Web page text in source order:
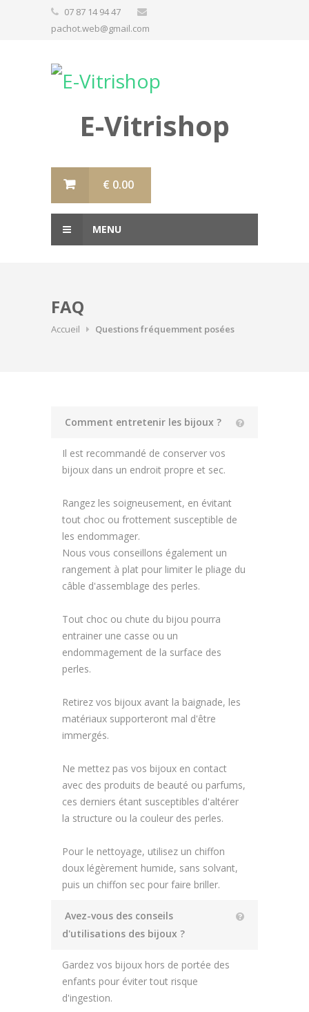
07 87 14 94 47
pachot.web@gmail.com
E-Vitrishop
€ 0.00
MENU
FAQ
Accueil Questions fréquemment posées
Comment entretenir les bijoux ?
Il est recommandé de conserver vos
bijoux dans un endroit propre et sec.
Rangez les soigneusement, en évitant
tout choc ou frottement susceptible de
les endommager.
Nous vous conseillons également un
rangement à plat pour limiter le pliage du
câble d'assemblage des perles.
Tout choc ou chute du bijou pourra
entrainer une casse ou un
endommagement de la surface des
perles.
Retirez vos bijoux avant la baignade, les
matériaux supporteront mal d'être
immergés.
Ne mettez pas vos bijoux en contact
avec des produits de beauté ou parfums,
ces derniers étant susceptibles d'altérer
la structure ou la couleur des perles.
Pour le nettoyage, utilisez un chiffon
doux légèrement humide, sans solvant,
puis un chiffon sec pour faire briller.
Avez-vous des conseils
d'utilisations des bijoux ?
Gardez vos bijoux hors de portée des
enfants pour éviter tout risque
d'ingestion.